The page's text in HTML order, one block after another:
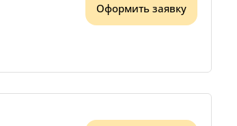
Оформить заявку